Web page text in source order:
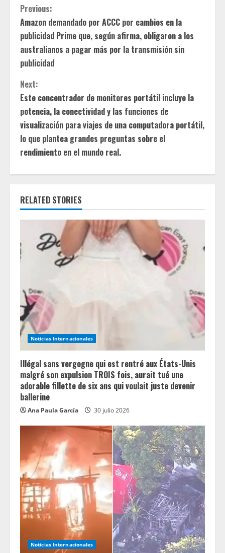
C
o
n
t
i
n
u
e
R
e
a
d
i
n
g
Previous:
Amazon demandado por ACCC por cambios en la
publicidad Prime que, según afirma, obligaron a los
australianos a pagar más por la transmisión sin
publicidad
Next:
Este concentrador de monitores portátil incluye la
potencia, la conectividad y las funciones de
visualización para viajes de una computadora portátil,
lo que plantea grandes preguntas sobre el
rendimiento en el mundo real.
RELATED STORIES
Noticias Internacionales
Illégal sans vergogne qui est rentré aux États-Unis
malgré son expulsion TROIS fois, aurait tué une
adorable fillette de six ans qui voulait juste devenir
ballerine
Ana Paula García 30 julio 2026
Noticias Internacionales